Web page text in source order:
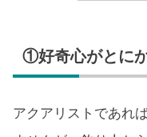
①好奇心がとに
アクアリストであれ